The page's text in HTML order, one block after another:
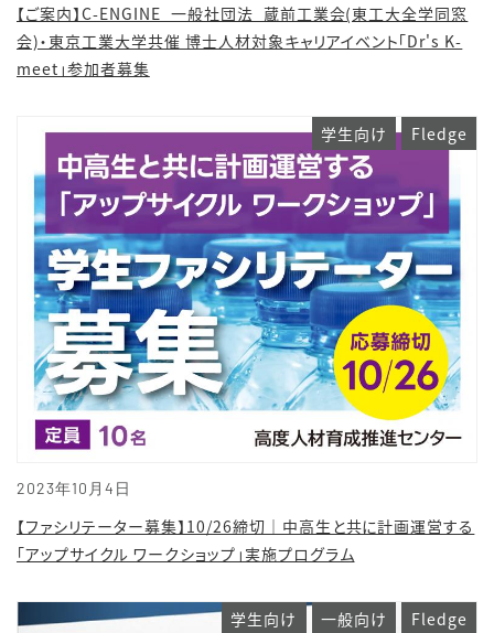
【ご案内】C-ENGINE_一般社団法_蔵前工業会(東工大全学同窓
会)・東京工業大学共催 博士人材対象キャリアイベント「Dr's K-
meet」参加者募集
2023年10月4日
学生向け Fledge
【ファシリテーター募集】10/26締切｜中高生と共に計画運営する
「アップサイクル ワークショップ」実施プログラム
学生向け 一般向け Fledge